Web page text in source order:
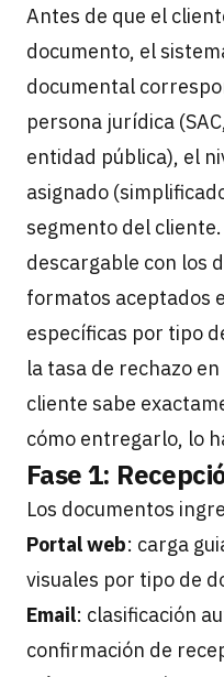
Antes de que el
documento, el
documental
persona jurídica
entidad pública), el
asignado
segmento del
descargable con los
formatos aceptados
específicas por tipo
la tasa de rechazo
cliente sabe
cómo entregarlo, lo
Fase 1:
Los documentos
Portal web: carga
visuales por tipo de
Email: clasificación
confirmación de